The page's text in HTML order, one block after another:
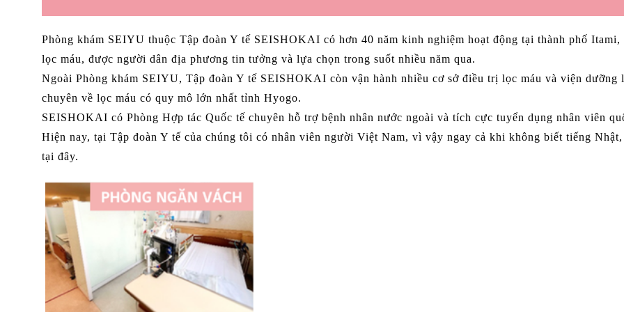
Phòng khám SEIYU thuộc Tập đoàn Y tế SEISHOKAI có hơn 40 năm kinh nghiệm hoạt động tại thành phố
lọc máu, được người dân địa phương tin tưởng và lựa chọn trong suốt nhiều năm qua.
Ngoài Phòng khám SEIYU, Tập đoàn Y tế SEISHOKAI còn vận hành nhiều cơ sở điều trị lọc máu và viện dưỡng
chuyên về lọc máu có quy mô lớn nhất tỉnh Hyogo.
SEISHOKAI có Phòng Hợp tác Quốc tế chuyên hỗ trợ bệnh nhân nước ngoài và tích cực tuyển dụng nhân viên
Hiện nay, tại Tập đoàn Y tế của chúng tôi có nhân viên người Việt Nam, vì vậy ngay cả khi không biết tiếng
tại đây.